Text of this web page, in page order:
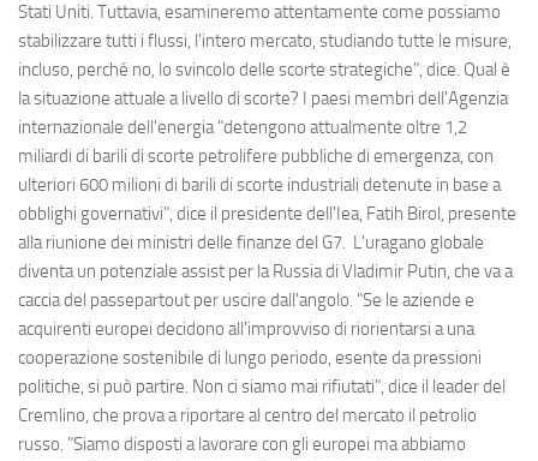
Stati Uniti. Tuttavia, esamineremo attentamente come possiamo
stabilizzare tutti i flussi, l'intero mercato, studiando tutte le misure,
incluso, perché no, lo svincolo delle scorte strategiche", dice. Qual è
la situazione attuale a livello di scorte? I paesi membri dell'Agenzia
internazionale dell'energia "detengono attualmente oltre 1,2
miliardi di barili di scorte petrolifere pubbliche di emergenza, con
ulteriori 600 milioni di barili di scorte industriali detenute in base a
obblighi governativi", dice il presidente dell'Iea, Fatih Birol, presente
alla riunione dei ministri delle finanze del G7. L'uragano globale
diventa un potenziale assist per la Russia di Vladimir Putin, che va a
caccia del passepartout per uscire dall'angolo. "Se le aziende e
acquirenti europei decidono all'improvviso di riorientarsi a una
cooperazione sostenibile di lungo periodo, esente da pressioni
politiche, si può partire. Non ci siamo mai rifiutati", dice il leader del
Cremlino, che prova a riportare al centro del mercato il petrolio
russo. "Siamo disposti a lavorare con gli europei ma abbiamo